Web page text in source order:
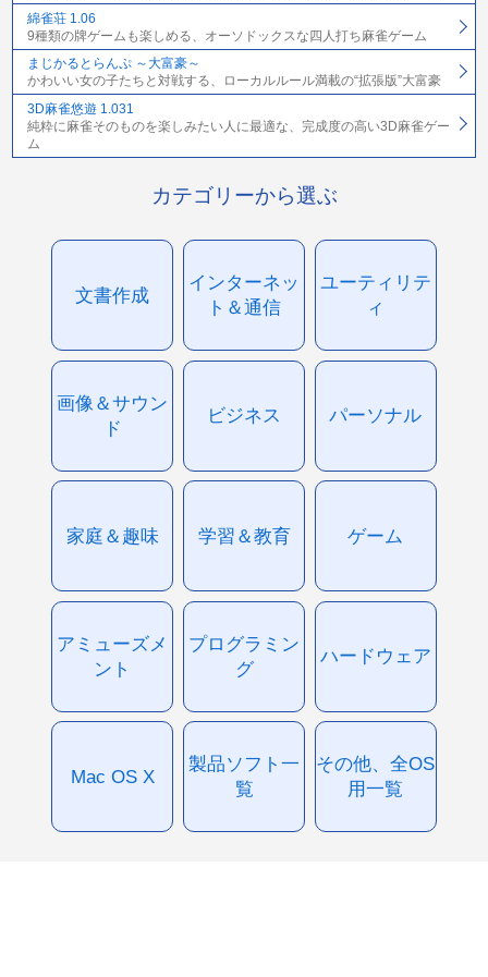
綿雀荘 1.06
9種類の牌ゲームも楽しめる、オーソドックスな四人打ち麻雀ゲーム
まじかるとらんぷ ～大富豪～
かわいい女の子たちと対戦する、ローカルルール満載の“拡張版”大富豪
3D麻雀悠遊 1.031
純粋に麻雀そのものを楽しみたい人に最適な、完成度の高い3D麻雀ゲー
ム
カテゴリーから選ぶ
文書作成
インターネッ
ト＆通信
ユーティリテ
ィ
画像＆サウン
ド
ビジネス パーソナル
家庭＆趣味 学習＆教育 ゲーム
アミューズメ
ント
プログラミン
グ
ハードウェア
Mac OS X
製品ソフト一
覧
その他、全OS
用一覧